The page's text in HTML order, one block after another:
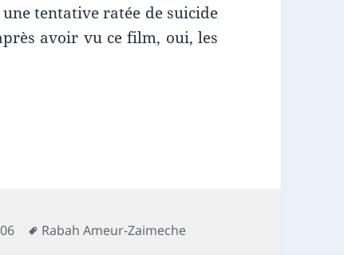
tentative ratée de suicide
avoir vu ce film, oui, les
Mots-
Rabah Ameur-Zaimeche